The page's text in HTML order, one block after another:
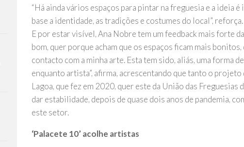
“Há ainda vários espaços para pintar na freguesia e a ideia
base a identidade, as tradições e costumes do local”, reforça.
E por estar visível, Ana Nobre tem um feedback mais forte
bom, quer porque acham que os espaços ficam mais
contacto com a minha arte. Esta tem sido, aliás, uma forma
enquanto artista”, afirma, acrescentando que tanto o projeto
Lagoa, que fez em 2020, quer este da União das Freguesias
dar estabilidade, depois de quase dois anos de pandemia,
este setor.
‘Palacete 10’ acolhe artistas